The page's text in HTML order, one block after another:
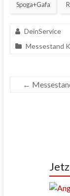
Spoga+Gafa
DeinService
Messestand
←